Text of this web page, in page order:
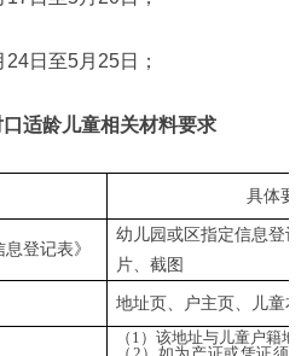
日至5月25日；
适龄儿童相关材料要求
具体要
登记表》
幼儿园或区指定信息登
片、截图
地址页、户主页、儿童本
（1）该地址与儿童户籍地